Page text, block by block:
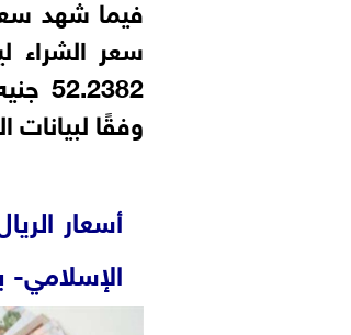
فيما شهد
وفقًا لبيانات
أسعار
الإسلامي-